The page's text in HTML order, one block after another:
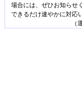
場合には、ぜひお知らせ
できるだけ速やかに対応
（